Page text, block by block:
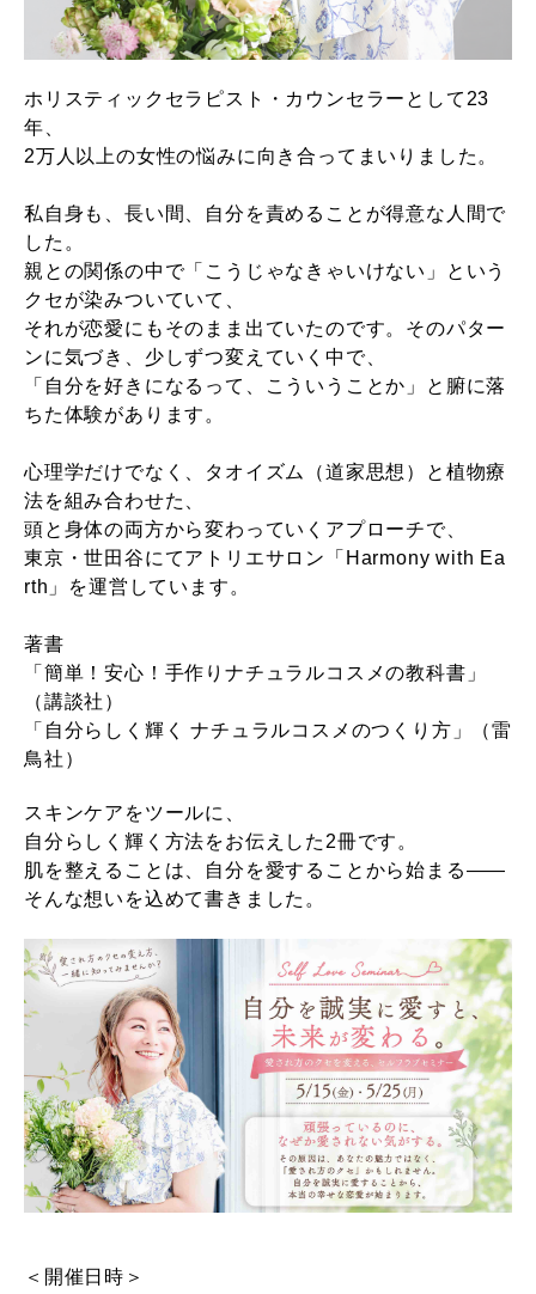
ホリスティックセラピスト・カウンセラーとして23
年、
2万人以上の女性の悩みに向き合ってまいりました。
私自身も、長い間、自分を責めることが得意な人間で
した。
親との関係の中で「こうじゃなきゃいけない」という
クセが染みついていて、
それが恋愛にもそのまま出ていたのです。そのパター
ンに気づき、少しずつ変えていく中で、
「自分を好きになるって、こういうことか」と腑に落
ちた体験があります。
心理学だけでなく、タオイズム（道家思想）と植物療
法を組み合わせた、
頭と身体の両方から変わっていくアプローチで、
東京・世田谷にてアトリエサロン「Harmony with Ea
rth」を運営しています。
著書
「簡単！安心！手作りナチュラルコスメの教科書」
（講談社）
「自分らしく輝く ナチュラルコスメのつくり方」（雷
鳥社）
スキンケアをツールに、
自分らしく輝く方法をお伝えした2冊です。
肌を整えることは、自分を愛することから始まる——
そんな想いを込めて書きました。
＜開催日時＞